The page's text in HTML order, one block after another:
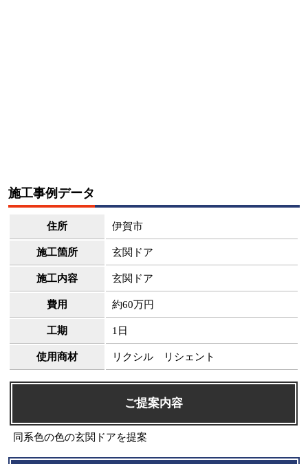
施工事例データ
住所 伊賀市
施工箇所 玄関ドア
施工内容 玄関ドア
費用 約60万円
工期 1日
使用商材 リクシル リシェント
ご提案内容
同系色の色の玄関ドアを提案